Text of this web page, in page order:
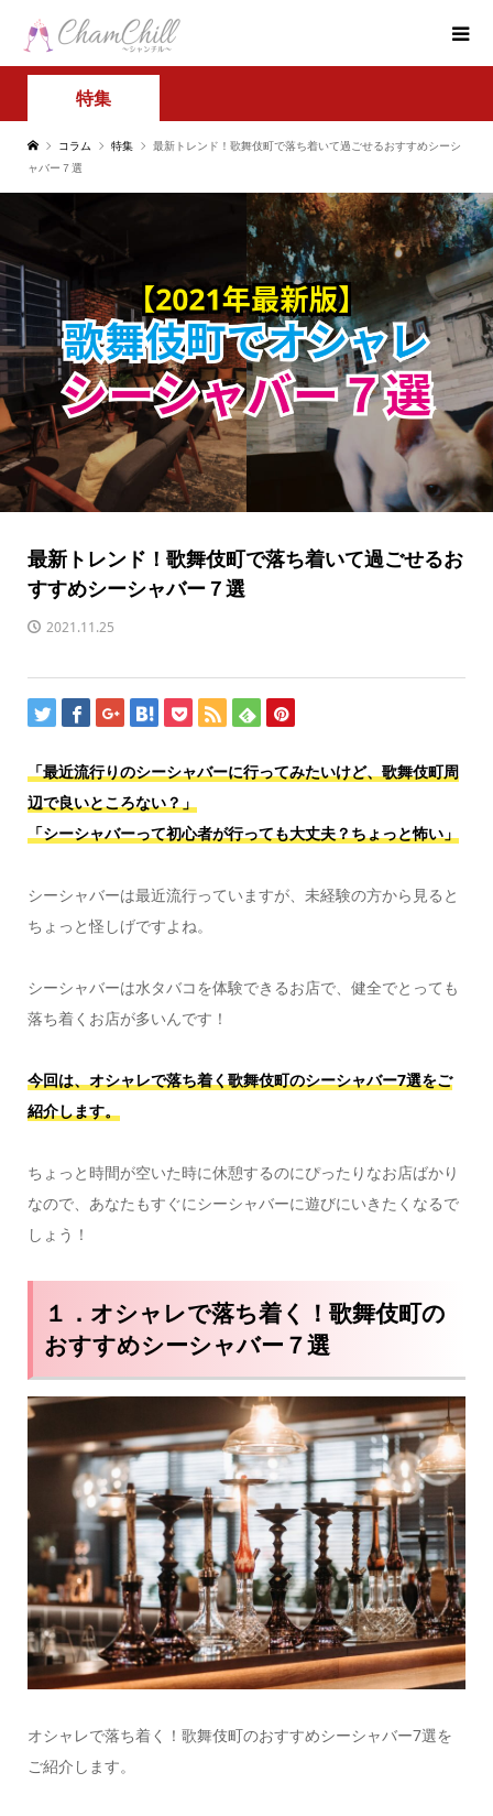
特集
コラム 特集
最新トレンド！歌舞伎町で落ち着いて過ごせるおすすめシーシ
ャバー７選
最新トレンド！歌舞伎町で落ち着いて過ごせるお
すすめシーシャバー７選
2021.11.25
「最近流行りのシーシャバーに行ってみたいけど、歌舞伎町周
辺で良いところない？」
「シーシャバーって初心者が行っても大丈夫？ちょっと怖い」
シーシャバーは最近流行っていますが、未経験の方から見ると
ちょっと怪しげですよね。
シーシャバーは水タバコを体験できるお店で、健全でとっても
落ち着くお店が多いんです！
今回は、オシャレで落ち着く歌舞伎町のシーシャバー7選をご
紹介します。
ちょっと時間が空いた時に休憩するのにぴったりなお店ばかり
なので、あなたもすぐにシーシャバーに遊びにいきたくなるで
しょう！
１．オシャレで落ち着く！歌舞伎町の
おすすめシーシャバー７選
オシャレで落ち着く！歌舞伎町のおすすめシーシャバー7選を
ご紹介します。